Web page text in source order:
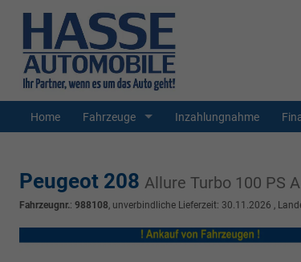
Home Fahrzeuge Inzahlungnahme
Peugeot 208 Allure Turbo 100 PS
Fahrzeugnr.: 988108, unverbindliche Lieferzeit: 30.11.2026 ,